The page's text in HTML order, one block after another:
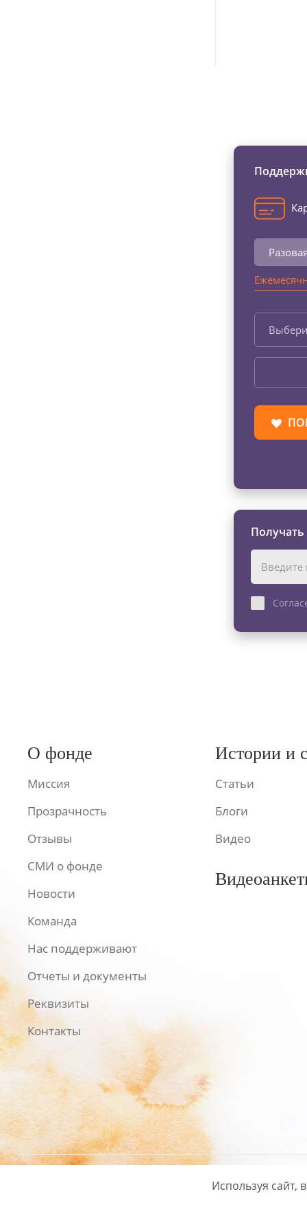
О фонде
Миссия
Прозрачность
Отзывы
СМИ о фонде
Новости
Команда
Нас поддерживают
Отчеты и документы
Реквизиты
Контакты
Истории и
Статьи
Блоги
Видео
Политика
Используя сайт,